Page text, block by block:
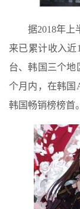
据2018年上
来已累计收入近
台、韩国三个地
个月内，在韩国
韩国畅销榜榜首。